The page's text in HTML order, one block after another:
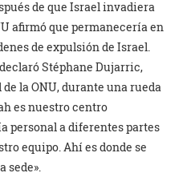
de que Israel invadiera
afirmó que permanecería en
de expulsión de Israel.
Stéphane Dujarric,
la ONU, durante una rueda
es nuestro centro
personal a diferentes partes
equipo. Ahí es donde se
sede».